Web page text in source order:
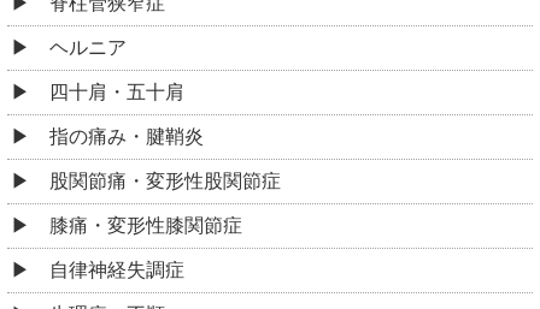
ヘルニア
四十肩・五十肩
指の痛み・腱鞘炎
股関節痛・変形性股関節症
膝痛・変形性膝関節症
自律神経失調症